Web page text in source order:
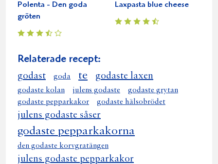
Polenta - Den goda
gröten
Laxpasta blue cheese
Relaterade recept:
godast goda te godaste laxen
godaste kolan julens godaste
godaste grytan
godaste pepparkakor
godaste hälsobrödet
julens godaste såser
godaste pepparkakorna
den godaste korvgratängen
julens godaste pepparkakor